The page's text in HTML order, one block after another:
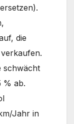
die
schwächt
% ab.
Jahr in